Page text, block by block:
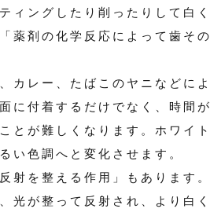
ィングしたり削ったりして白く
薬剤の化学反応によって歯その
カレー、たばこのヤニなどによ
に付着するだけでなく、時間が
とが難しくなります。ホワイト
い色調へと変化させます。
射を整える作用」もあります。
光が整って反射され、より白く